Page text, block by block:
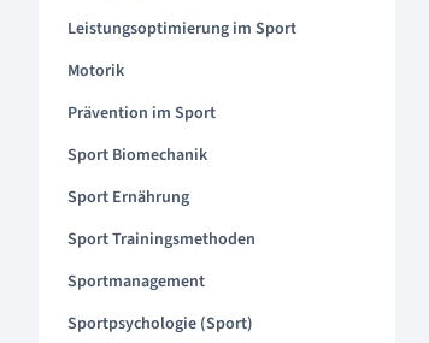
Leistungsoptimierung im Sport
Motorik
Prävention im Sport
Sport Biomechanik
Sport Ernährung
Sport Trainingsmethoden
Sportmanagement
Sportpsychologie (Sport)